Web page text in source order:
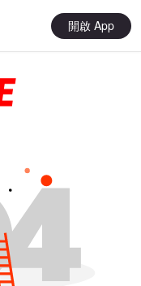
開啟 App